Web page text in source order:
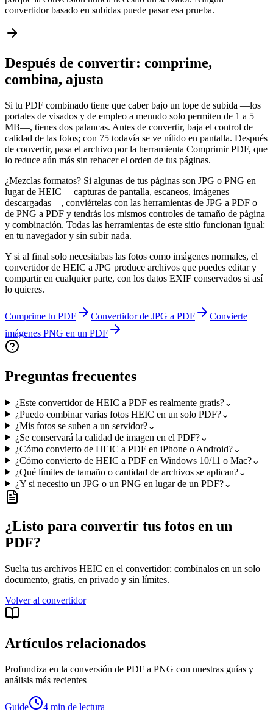
convertidor basado en subidas puede pasar esa prueba.
Después de convertir: comprime,
combina, ajusta
Si tu PDF combinado tiene que caber bajo un tope de subida —los
portales de visados y de empleo a menudo solo permiten de 1 a 5
MB—, tienes dos palancas. Antes de convertir, baja el control de
calidad de las fotos; con 75 todavía se ve nítido en pantalla. Después
de convertir, pasa el archivo por la herramienta Comprimir PDF, que
lo reduce aún más sin rehacer el orden de tus páginas.
¿Mezclas formatos? Si algunas de tus páginas son JPG o PNG en
lugar de HEIC —capturas de pantalla, escaneos, imágenes
descargadas—, conviértelas con las herramientas de JPG a PDF o
de PNG a PDF y tendrás los mismos controles de tamaño de página
y combinación. Todas las herramientas de este sitio funcionan igual:
en tu navegador y sin subir nada.
Y si al final solo necesitabas las fotos como imágenes normales, el
convertidor de HEIC a JPG produce archivos que puedes editar y
compartir en cualquier parte, con los datos EXIF conservados si así
lo quieres.
Comprime tu PDF Convertidor de JPG a PDF
Convierte
imágenes PNG en un PDF
Preguntas frecuentes
¿Este convertidor de HEIC a PDF es realmente gratis?⌄
¿Puedo combinar varias fotos HEIC en un solo PDF?⌄
¿Mis fotos se suben a un servidor?⌄
¿Se conservará la calidad de imagen en el PDF?⌄
¿Cómo convierto de HEIC a PDF en iPhone o Android?⌄
¿Cómo convierto de HEIC a PDF en Windows 10/11 o Mac?⌄
¿Qué límites de tamaño o cantidad de archivos se aplican?⌄
¿Y si necesito un JPG o un PNG en lugar de un PDF?⌄
¿Listo para convertir tus fotos en un
PDF?
Suelta tus archivos HEIC en el convertidor: combínalos en un solo
documento, gratis, en privado y sin límites.
Volver al convertidor
Artículos relacionados
Profundiza en la conversión de PDF a PNG con nuestras guías y
análisis más recientes
Guide 4 min de lectura